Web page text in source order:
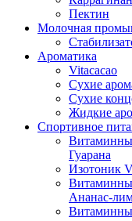
Пектин
Молочная
Ароматика
Vitacacao
Сухие
Сухие
Жидкие
Спортивное
Гуарана
Изотоник
Ананас-